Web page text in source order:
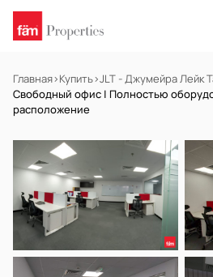
Главная›Купить›JLT - Джумейра Лейк
Свободный офис | Полностью
расположение
В АРЕНДУ Готов к заселению